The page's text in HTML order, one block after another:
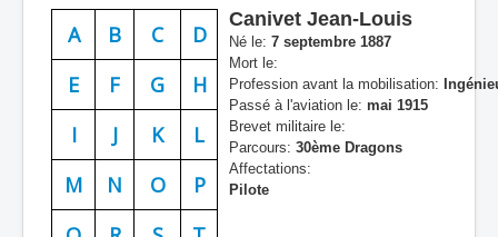
Organisation
Avions
Personnels
Formation
Doctrines
A B C
D
E
F G
H
I
J K
L
M
N O
P
Canivet Jean-Louis
Né le: 7 septembre 1887
Mort le:
Profession avant la mobilisation:
Passé à l'aviation le: mai 1915
Brevet militaire le:
Parcours: 30ème Dragons
Affectations:
Pilote